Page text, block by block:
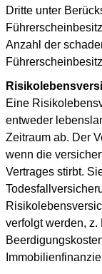
Dritte unter
Anzahl der
Eine
entweder
Zeitraum ab. Der
wenn die
Vertrages stirbt.
verfolgt werden,